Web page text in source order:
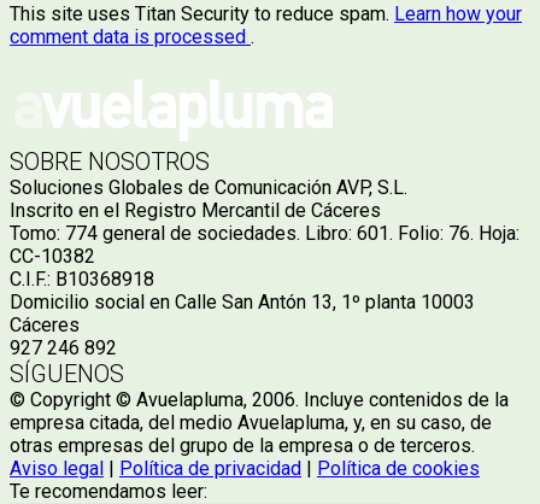
This site uses Titan Security to reduce spam. Learn how your
comment data is processed .
SOBRE NOSOTROS
Soluciones Globales de Comunicación AVP, S.L.
Inscrito en el Registro Mercantil de Cáceres
Tomo: 774 general de sociedades. Libro: 601. Folio: 76. Hoja:
CC-10382
C.I.F.: B10368918
Domicilio social en Calle San Antón 13, 1º planta 10003
Cáceres
927 246 892
SÍGUENOS
© Copyright © Avuelapluma, 2006. Incluye contenidos de la
empresa citada, del medio Avuelapluma, y, en su caso, de
otras empresas del grupo de la empresa o de terceros.
Aviso legal | Política de privacidad | Política de cookies
Te recomendamos leer: